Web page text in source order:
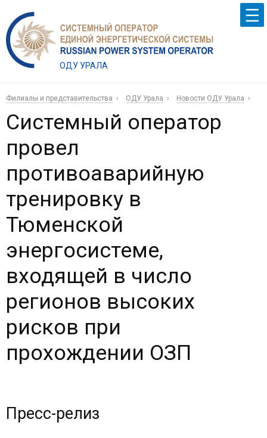
ОДУ УРАЛА
Филиалы и представительства ОДУ Урала Новости ОДУ Урала
Системный оператор
провел
противоаварийную
тренировку в
Тюменской
энергосистеме,
входящей в число
регионов высоких
рисков при
прохождении ОЗП
Пресс-релиз